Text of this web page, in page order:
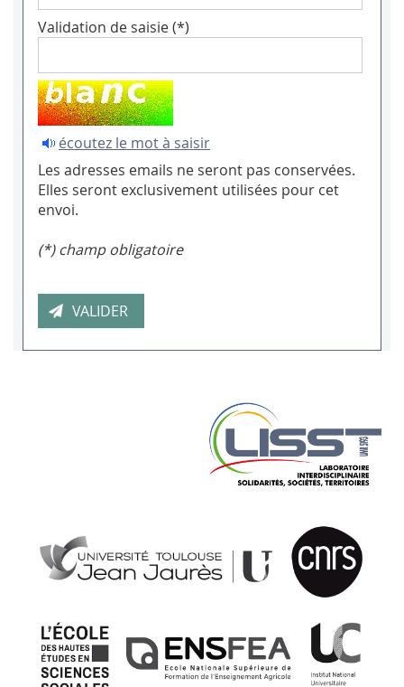
Validation de saisie (*)
écoutez le mot à saisir
Les adresses emails ne seront pas conservées.
Elles seront exclusivement utilisées pour cet
envoi.
(*) champ obligatoire